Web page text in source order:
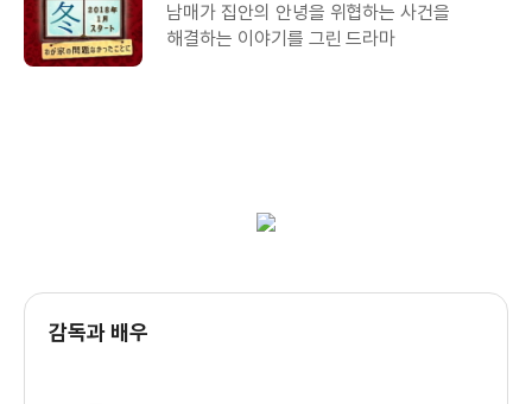
남매가 집안의 안녕을 위협하는 사건을
해결하는 이야기를 그린 드라마
감독과 배우